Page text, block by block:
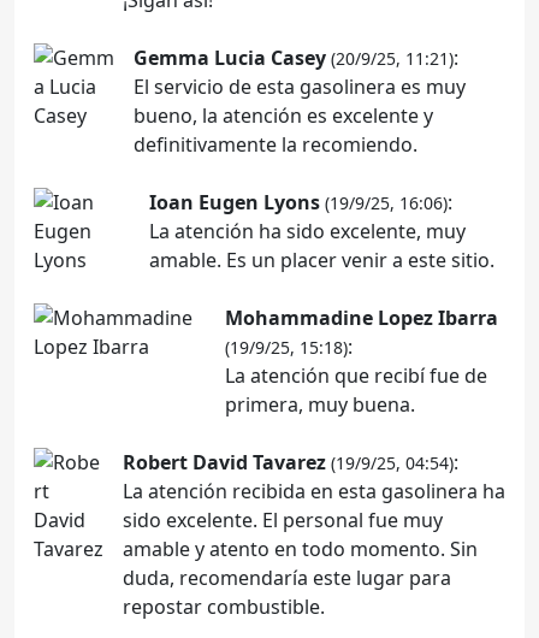
Gemma Lucia Casey (20/9/25, 11:21):
El servicio de esta gasolinera es muy
bueno, la atención es excelente y
definitivamente la recomiendo.
Ioan Eugen Lyons (19/9/25, 16:06):
La atención ha sido excelente, muy
amable. Es un placer venir a este sitio.
Mohammadine Lopez Ibarra
(19/9/25, 15:18):
La atención que recibí fue de
primera, muy buena.
Robert David Tavarez (19/9/25, 04:54):
La atención recibida en esta gasolinera ha
sido excelente. El personal fue muy
amable y atento en todo momento. Sin
duda, recomendaría este lugar para
repostar combustible.